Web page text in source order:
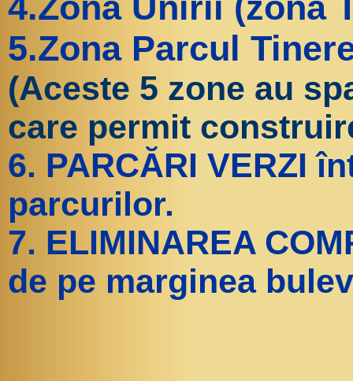
5.Zona Parcul
(Aceste 5 zone au
care permit
6. PARCĂRI VERZI
parcurilor.
7. ELIMINAREA
de pe marginea